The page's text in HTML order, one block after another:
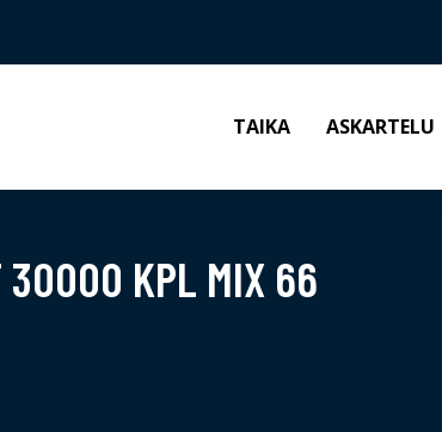
TAIKA ASKARTELU
30000 KPL MIX 66